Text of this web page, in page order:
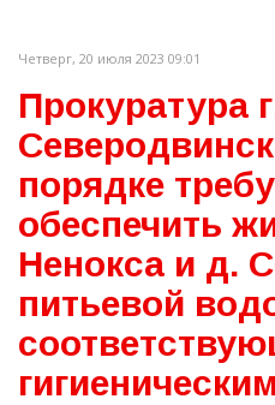
Четверг, 20 июля 2023 09:01
Прокуратура
порядке
обеспечить
Ненокса и д.
питьевой